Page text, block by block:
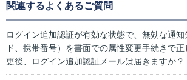
関連するよくあるご質問
ログイン追加認証が有効な状態で、無効な通知
ド、携帯番号）を書面での属性変更手続きで
更後、ログイン追加認証メールは届きますか？